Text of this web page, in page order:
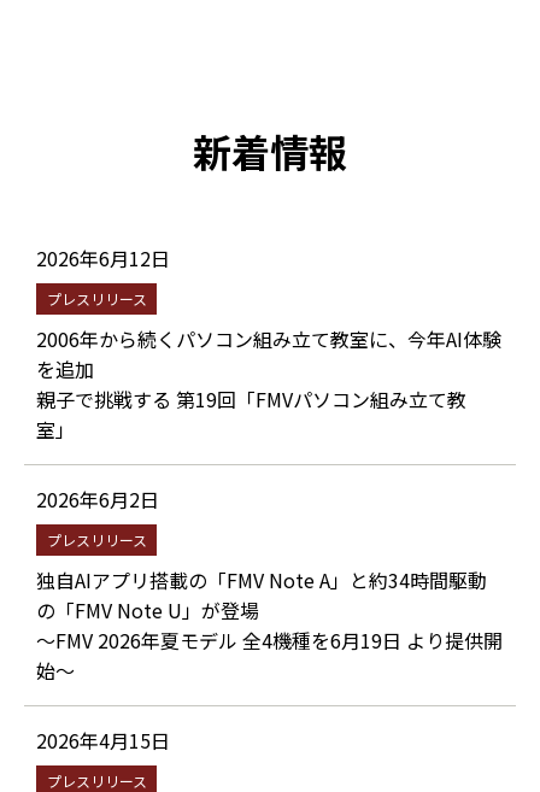
新着情報
2026年6月12日
プレスリリース
2006年から続くパソコン組み立て教室に、今年AI体験
を追加
親子で挑戦する 第19回「FMVパソコン組み立て教
室」
2026年6月2日
プレスリリース
独自AIアプリ搭載の「FMV Note A」と約34時間駆動
の「FMV Note U」が登場
～FMV 2026年夏モデル 全4機種を6月19日 より提供開
始～
2026年4月15日
プレスリリース